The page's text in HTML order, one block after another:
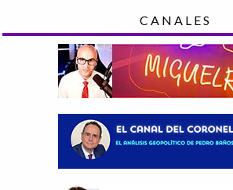
CANALES